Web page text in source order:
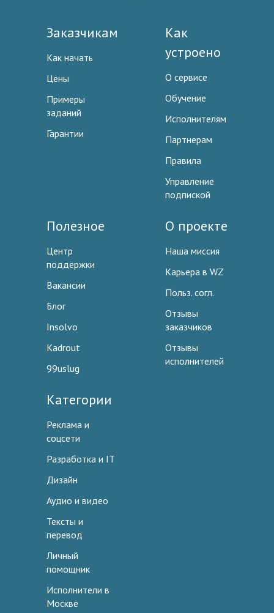
Заказчикам
Как начать
Цены
Примеры
заданий
Гарантии
Как
устроено
О сервисе
Обучение
Исполнителям
Партнерам
Правила
Управление
подпиской
Полезное
Центр
поддержки
Вакансии
Блог
Insolvo
Kadrout
99uslug
О проекте
Наша миссия
Карьера в WZ
Польз. согл.
Отзывы
заказчиков
Отзывы
исполнителей
Категории
Реклама и
соцсети
Разработка и IT
Дизайн
Аудио и видео
Тексты и
перевод
Личный
помощник
Исполнители в
Москве